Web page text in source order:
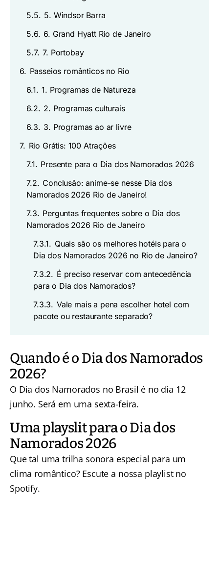
5.5. 5. Windsor Barra
5.6. 6. Grand Hyatt Rio de Janeiro
5.7. 7. Portobay
6. Passeios românticos no Rio
6.1. 1. Programas de Natureza
6.2. 2. Programas culturais
6.3. 3. Programas ao ar livre
7. Rio Grátis: 100 Atrações
7.1. Presente para o Dia dos Namorados 2026
7.2. Conclusão: anime-se nesse Dia dos
Namorados 2026 Rio de Janeiro!
7.3. Perguntas frequentes sobre o Dia dos
Namorados 2026 Rio de Janeiro
7.3.1. Quais são os melhores hotéis para o
Dia dos Namorados 2026 no Rio de Janeiro?
7.3.2. É preciso reservar com antecedência
para o Dia dos Namorados?
7.3.3. Vale mais a pena escolher hotel com
pacote ou restaurante separado?
Quando é o Dia dos Namorados
2026?
O Dia dos Namorados no Brasil é no dia 12
junho. Será em uma sexta-feira.
Uma playslit para o Dia dos
Namorados 2026
Que tal uma trilha sonora especial para um
clima romântico? Escute a nossa playlist no
Spotify.